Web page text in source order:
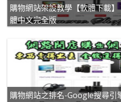
購物網站架設教學【軟體下載
體中文完全版
購物網站之排名-Google搜尋引